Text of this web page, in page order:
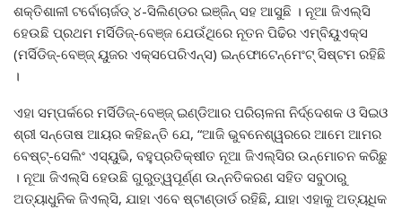
ଶକ୍ତିଶାଳୀ ଟର୍ବୋଚାର୍ଜଡ୍ ୪-ସିଲିଣ୍ଡର ଇଞ୍ଜିନ୍ ସହ ଆସୁଛି । ନୂଆ ଜିଏଲ୍‌ସି
ହେଉଛି ପ୍ରଥମ ମର୍ସିଡିଜ୍‌-ବେଞ୍ଜ ଯେଉଁଥିରେ ନୂତନ ପିଢିର ଏମ୍‌ବିୟୁଏକ୍ସ
(ମର୍ସିଡିଜ୍‌-ବେଞ୍ଜ୍ ୟୁଜର ଏକ୍ସପେରିଏନ୍ସ) ଇନ୍‌ଫୋଟେନ୍‌ମେଂଟ୍ ସିଷ୍ଟମ ରହିଛି
।
ଏହା ସମ୍ପର୍କରେ ମର୍ସିଡିଜ୍‌-ବେଞ୍ଜ୍ ଇଣ୍ଡିଆର ପରିଚାଳନା ନିର୍ଦ୍ଦେଶକ ଓ ସିଇଓ
ଶ୍ରୀ ସନ୍ତୋଷ ଆୟର କହିଛନ୍ତି ଯେ, “ଆଜି ଭୁବନେଶ୍ୱରରେ ଆମେ ଆମର
ବେଷ୍ଟ୍‌-ସେଲିଂ ଏସ୍‌ୟୁଭି, ବହୁପ୍ରତିକ୍ଷୀତ ନୂଆ ଜିଏଲ୍‌ସିର ଉନ୍ମୋଚନ କରିଛୁ
। ନୂଆ ଜିଏଲ୍‌ସି ହେଉଛି ଗୁରୁତ୍ୱପୂର୍ଣ୍ଣ ଉନ୍ନତିକରଣ ସହିତ ସବୁଠାରୁ
ଅତ୍ୟାଧୁନିକ ଜିଏଲ୍‌ସି, ଯାହା ଏବେ ଷ୍ଟାଣ୍ଡାର୍ଡ ରହିଛି, ଯାହା ଏହାକୁ ଅତ୍ୟଧିକ